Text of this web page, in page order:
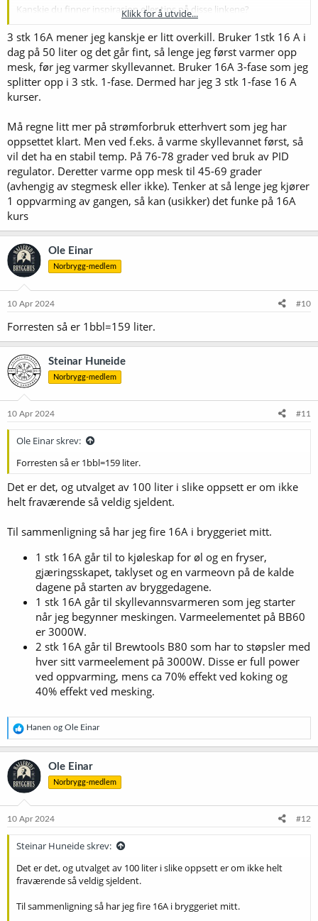
Kanskje du finner inspirasjon eller tips på disse linkene?
Spike Trio System | Spike Brewing
The leader in premium home and professional brewing
equipment!
spikebrewing.com
Blichmann Engineering Pro Pilot Systems are true turnkey
brewhouses that include everything you need to get up and running
FAST! Perfect for taprooms and neighborhood breweries. No fuss,
no hassle. Just pure brewing power. SHIPS IN 1 TO 2 WEEKS
www.blichmannengineering.com
Pilot Brewing Systems
1 BBL and 2bbl hard piped Pilot Brewing Systems. These all-in-one
brewery, and ideal for aspiring home brewers looking to take their
brewing to the next level.
www.brewmation.com
Stout Tanks & Kettles | Shop Beverage Making Equipment
Shop premium stainless steel equipment for making beer, wine,
and IBC totes, we offer superior sanitation and engineering for your
quality, custom solutions...
conical-fermenter.com
1 bbl Pilot Brewing System - Cedarstone Industry
Are you brewing beer and have low production
cedarstoneindustry.com
Klikk for å utvide...
3 stk 16A mener jeg kanskje er litt overkill. Bruker 1stk 16 A i
dag på 50 liter og det går fint, så lenge jeg først varmer opp
mesk, før jeg varmer skyllevannet. Bruker 16A 3-fase som jeg
splitter opp i 3 stk. 1-fase. Dermed har jeg 3 stk 1-fase 16 A
kurser.
Må regne litt mer på strømforbruk etterhvert som jeg har
oppsettet klart. Men ved f.eks. å varme skyllevannet først, så
vil det ha en stabil temp. På 76-78 grader ved bruk av PID
regulator. Deretter varme opp mesk til 45-69 grader
(avhengig av stegmesk eller ikke). Tenker at så lenge jeg kjører
1 oppvarming av gangen, så kan (usikker) det funke på 16A
kurs
Ole Einar
Norbrygg-medlem
10 Apr 2024 #10
Forresten så er 1bbl=159 liter.
Steinar Huneide
Norbrygg-medlem
10 Apr 2024 #11
Ole Einar skrev:
Forresten så er 1bbl=159 liter.
Det er det, og utvalget av 100 liter i slike oppsett er om ikke
helt fraværende så veldig sjeldent.
Til sammenligning så har jeg fire 16A i bryggeriet mitt.
1 stk 16A går til to kjøleskap for øl og en fryser,
gjæringsskapet, taklyset og en varmeovn på de kalde
dagene på starten av bryggedagene.
1 stk 16A går til skyllevannsvarmeren som jeg starter
når jeg begynner meskingen. Varmeelementet på BB60
er 3000W.
2 stk 16A går til Brewtools B80 som har to støpsler med
hver sitt varmeelement på 3000W. Disse er full power
ved oppvarming, mens ca 70% effekt ved koking og
40% effekt ved mesking.
R
e
a
k
s
j
o
e
Hanen og Ole Einar
Ole Einar
Norbrygg-medlem
10 Apr 2024 #12
Steinar Huneide skrev:
Det er det, og utvalget av 100 liter i slike oppsett er om ikke helt
fraværende så veldig sjeldent.
Til sammenligning så har jeg fire 16A i bryggeriet mitt.